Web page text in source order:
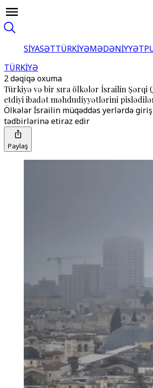
SİYASƏTTÜRKİYƏMƏDƏNİYYƏT
TÜRKİYƏ
2 dəqiqə oxuma
Türkiyə və bir sıra ölkələr İsrailin Şərqi
etdiyi ibadət məhdudiyyətlərini
Ölkələr İsrailin müqəddəs yerlərdə
tədbirlərinə etiraz edir
Paylaş